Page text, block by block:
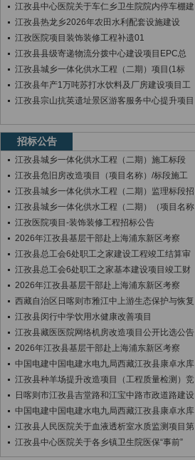
江孜县中心医院关于车仁乡卫生院院内停车棚建
江孜县热龙乡2026年农田水利配套设施建设
江孜医院项目装饰装修工程补遗01
江孜县县级寄递物流分拨中心建设项目EPC总
江孜县城乡一体化供水工程（二期）项目(1标
江孜县年产1万吨苏打水饮料及厂房建设项目工
江孜县宗山抗英遗址景区游客服务中心提升项目
招标公告
江孜县城乡一体化供水工程（二期）施工标段
江孜县危旧房改造项目（项目名称）/标段施工
江孜县城乡一体化供水工程（二期）监理标段招
江孜县城乡一体化供水工程（二期）（项目名称
江孜医院项目-装饰装修工程招标公告
2026年江孜县基层干部赴上海浦东新区考察
江孜县总工会6处职工之家建设工程竣工结算审
江孜县总工会6处职工之家基本建设项目竣工财
2026年江孜县基层干部赴上海浦东新区考察
西藏自治区日喀则市雅江中上游生态保护与恢复
江孜县闵行中学饮用水健康改善项目
江孜县藏医医院网络机房改造项目公开比选公告
2026年江孜县基层干部赴上海浦东新区考察
中国电建中国电建水电九局西藏江孜县康卓水库
江孜县种羊场提升改造项目（工程质量检测）竞
日喀则市江孜县吉堂路和江宝中路市政道路建设
中国电建中国电建水电九局西藏江孜县康卓水库
江孜县人民医院关于血液透析室水质监测项目第
江孜县中心医院关于各乡镇卫生院医保“事前”